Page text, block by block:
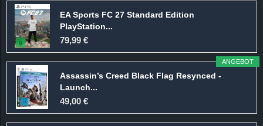
EA Sports FC 27 Standard Edition
PlayStation...
79,99 €
ANGEBOT
Assassin’s Creed Black Flag Resynced -
Launch...
49,00 €